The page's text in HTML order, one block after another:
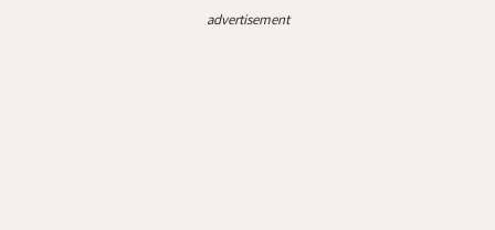
advertisement